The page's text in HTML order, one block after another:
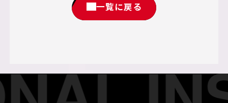
一覧に戻る